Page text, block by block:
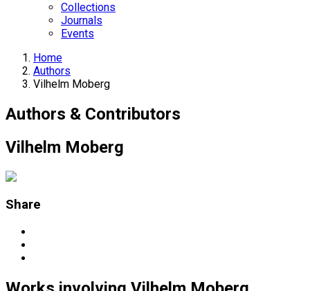
Collections
Journals
Events
Home
Authors
Vilhelm Moberg
Authors & Contributors
Vilhelm Moberg
Share